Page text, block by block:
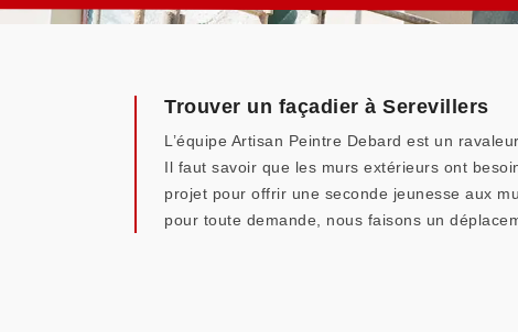
Trouver un façadier à Serevillers
L’équipe Artisan Peintre Debard est un
Il faut savoir que les murs extérieurs ont
projet pour offrir une seconde jeunesse aux
pour toute demande, nous faisons un